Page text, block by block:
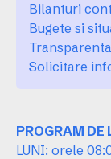
Bilanturi
Bugete si
Solicitare
PROGRAM DE
LUNI: orele